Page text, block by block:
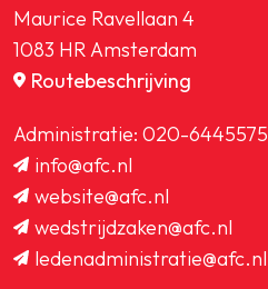
Maurice Ravellaan 4
1083 HR Amsterdam
Routebeschrijving
Administratie: 020-6445575
info@afc.nl
website@afc.nl
wedstrijdzaken@afc.nl
ledenadministratie@afc.nl